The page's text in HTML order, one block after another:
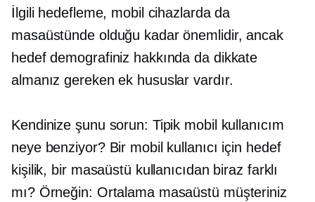
İlgili hedefleme, mobil cihazlarda da
masaüstünde olduğu kadar önemlidir, ancak
hedef demografiniz hakkında da dikkate
almanız gereken ek hususlar vardır.
Kendinize şunu sorun: Tipik mobil kullanıcım
neye benziyor? Bir mobil kullanıcı için hedef
kişilik, bir masaüstü kullanıcıdan biraz farklı
mı? Örneğin: Ortalama masaüstü müşteriniz